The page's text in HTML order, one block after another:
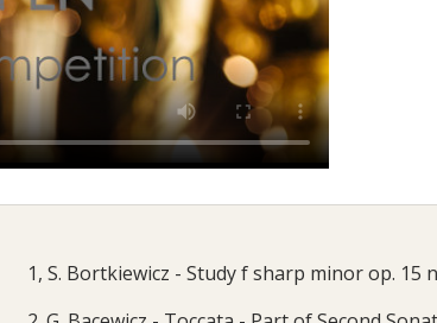
1, S. Bortkiewicz - Study f sharp minor op. 15